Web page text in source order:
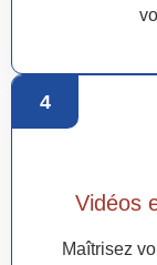
4
Vidéos
Maîtrisez